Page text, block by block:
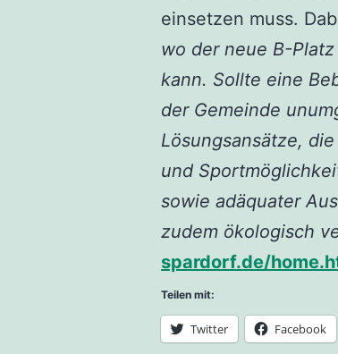
einsetzen muss.
wo der neue B-
kann. Sollte eine
der Gemeinde
Lösungsansätze,
und
sowie adäquater
zudem ökologisch
spardorf.de/
Teilen mit:
Twitter Facebook